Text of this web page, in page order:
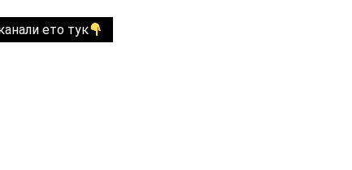
ето тук